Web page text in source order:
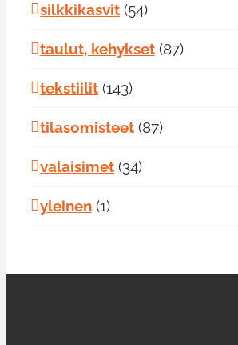
silkkikasvit (54)
taulut, kehykset (87)
tekstiilit (143)
tilasomisteet (87)
valaisimet (34)
yleinen (1)